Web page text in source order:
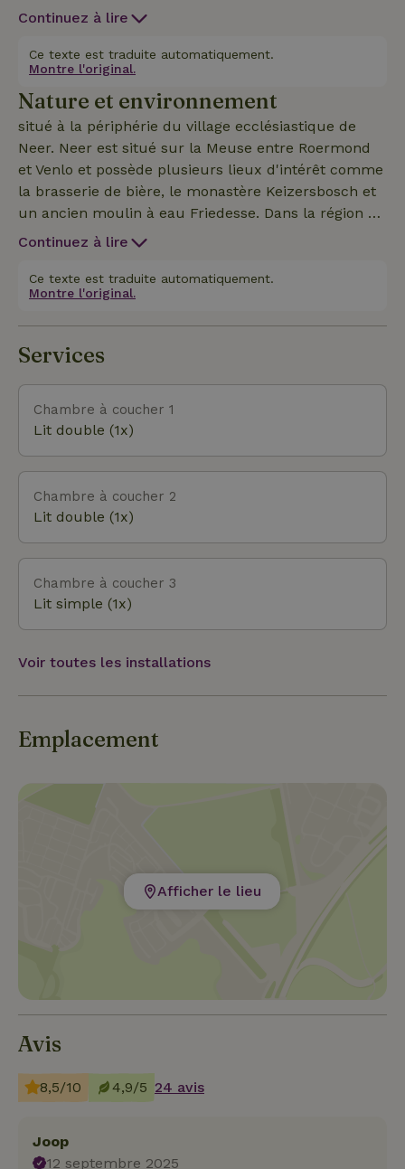
les textiles de cuisine. Les dosettes de café, le lait,
mène aux toilettes, aux chambres et à la salle de
bain. Les deux chambres sont équipées d'un
sommier ( 140 x 200, fait à l'arrivée ) et d'une
armoire. La troisième chambre dispose d'une
baignoire pour une personne. La salle de bain est
équipée d'un lavabo simple et d'une douche.(hors
textiles de bain) À l'arrière du bungalow, il y a une
possibilité de ranger les vélos. Le jardin est orienté
la terrasse ou à la table de pique-nique. Il y a aussi
un barbecue.
Continuez à lire
Ce texte est traduite automatiquement.
Montre l'original.
Nature et environnement
situé à la périphérie du village ecclésiastique de
Neer. Neer est situé sur la Meuse entre Roermond
et Venlo et possède plusieurs lieux d'intérêt comme
la brasserie de bière, le monastère Keizersbosch et
un ancien moulin à eau Friedesse. Dans la région de
Neer, tu as une belle vue sur la Meuse et ici se
poissons. En outre, tu as plusieurs réserves
naturelles près de Neer, comme la région de
Leudal, Brookberg et Ophovense Zandberg. Dans le
Limbourg central, tu peux aussi faire de belles
balades à vélo grâce aux réseaux de pistes
cyclables bien connus. À environ 20 minutes de
route, tu trouveras le centre de Roermond et le
Designer Outlet, pour une bonne journée de
shopping et de nombreux sites magnifiques. La ville
blanche de Thorn, située à 15 km de Leukeshoef,
est également très recommandée. La ville est
connue pour ses étonnantes maisons peintes en
blanc, ses bâtiments monumentaux et ses rues
pavées authentiques.
Continuez à lire
Ce texte est traduite automatiquement.
Montre l'original.
Services
Chambre à coucher 1
Lit double (1x)
Chambre à coucher 2
Lit double (1x)
Chambre à coucher 3
Lit simple (1x)
Voir toutes les installations
Emplacement
Afficher le lieu
Avis
8,5/10 4,9/5 24 avis
Joop
12 septembre 2025